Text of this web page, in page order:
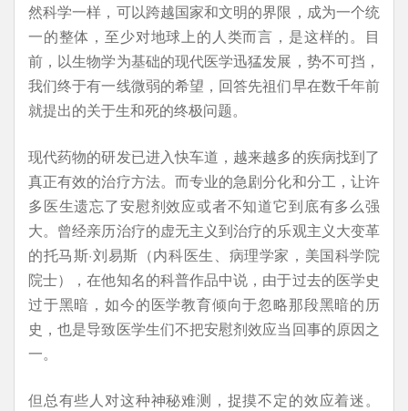
然科学一样，可以跨越国家和文明的界限，成为一个统
一的整体，至少对地球上的人类而言，是这样的。目
前，以生物学为基础的现代医学迅猛发展，势不可挡，
我们终于有一线微弱的希望，回答先祖们早在数千年前
就提出的关于生和死的终极问题。
现代药物的研发已进入快车道，越来越多的疾病找到了
真正有效的治疗方法。而专业的急剧分化和分工，让许
多医生遗忘了安慰剂效应或者不知道它到底有多么强
大。曾经亲历治疗的虚无主义到治疗的乐观主义大变革
的托马斯·刘易斯（内科医生、病理学家，美国科学院
院士），在他知名的科普作品中说，由于过去的医学史
过于黑暗，如今的医学教育倾向于忽略那段黑暗的历
史，也是导致医学生们不把安慰剂效应当回事的原因之
一。
但总有些人对这种神秘难测，捉摸不定的效应着迷。